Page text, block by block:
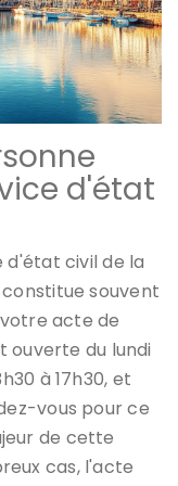
d'état
d'état civil de la
souvent
acte de
ouverte du lundi
à 17h30, et
vous pour ce
de cette
cas, l'acte